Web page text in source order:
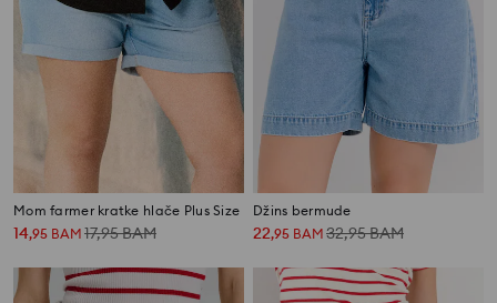
Mom farmer kratke hlače Plus Size
14,95 BAM 17,95BAM
Džins bermude
22,95 BAM 32,95BAM